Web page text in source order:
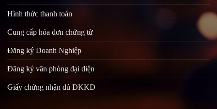
Hình thức thanh toán
Cung cấp hóa đơn chứng từ
Đăng ký Doanh Nghiệp
Đăng ký văn phòng đại diện
Giấy chứng nhận đủ ĐKKD